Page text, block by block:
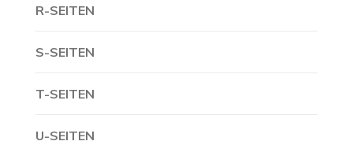
R-SEITEN
S-SEITEN
T-SEITEN
U-SEITEN